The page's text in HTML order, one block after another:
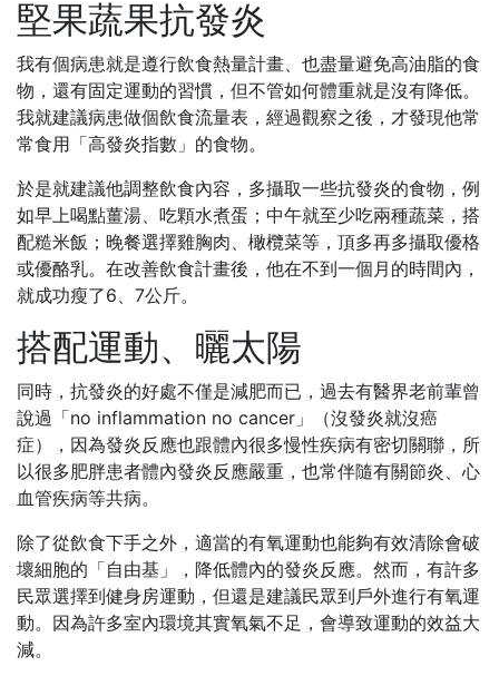
堅果蔬果抗發炎
我有個病患就是遵行飲食熱量計畫、也盡量避免高油脂的食
物，還有固定運動的習慣，但不管如何體重就是沒有降低。
我就建議病患做個飲食流量表，經過觀察之後，才發現他常
常食用「高發炎指數」的食物。
於是就建議他調整飲食內容，多攝取一些抗發炎的食物，例
如早上喝點薑湯、吃顆水煮蛋；中午就至少吃兩種蔬菜，搭
配糙米飯；晚餐選擇雞胸肉、橄欖菜等，頂多再多攝取優格
或優酪乳。在改善飲食計畫後，他在不到一個月的時間內，
就成功瘦了6、7公斤。
搭配運動、曬太陽
同時，抗發炎的好處不僅是減肥而已，過去有醫界老前輩曾
說過「no inflammation no cancer」（沒發炎就沒癌
症），因為發炎反應也跟體內很多慢性疾病有密切關聯，所
以很多肥胖患者體內發炎反應嚴重，也常伴隨有關節炎、心
血管疾病等共病。
除了從飲食下手之外，適當的有氧運動也能夠有效清除會破
壞細胞的「自由基」，降低體內的發炎反應。然而，有許多
民眾選擇到健身房運動，但還是建議民眾到戶外進行有氧運
動。因為許多室內環境其實氧氣不足，會導致運動的效益大
減。